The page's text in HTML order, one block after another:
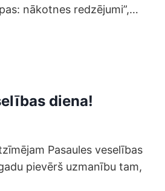
nākotnes redzējumi”,…
diena!
Pasaules veselības
pievērš uzmanību tam,